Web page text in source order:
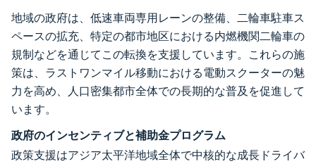
地域の政府は、低速車両専用レーンの整備、二輪車駐車ス
ペースの拡充、特定の都市地区における内燃機関二輪車の
規制などを通じてこの転換を支援しています。これらの施
策は、ラストワンマイル移動における電動スクーターの魅
力を高め、人口密集都市全体での長期的な普及を促進して
います。
政府のインセンティブと補助金プログラム
政策支援はアジア太平洋地域全体で中核的な成長ドライバ